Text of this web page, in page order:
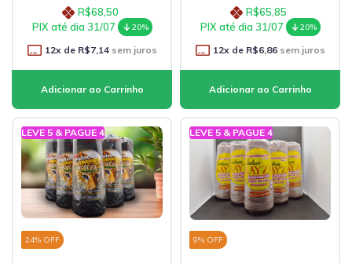
R$68,50
PIX até dia 31/07
20%
12x de R$7,14sem juros
R$65,85
PIX até dia 31/07
20%
12x de R$6,86sem juros
LEVE 5 & PAGUE 4
24% OFF
LEVE 5 & PAGUE 4
9% OFF